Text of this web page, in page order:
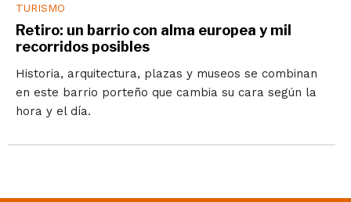
TURISMO
Retiro: un barrio con alma europea y mil
recorridos posibles
Historia, arquitectura, plazas y museos se combinan
en este barrio porteño que cambia su cara según la
hora y el día.